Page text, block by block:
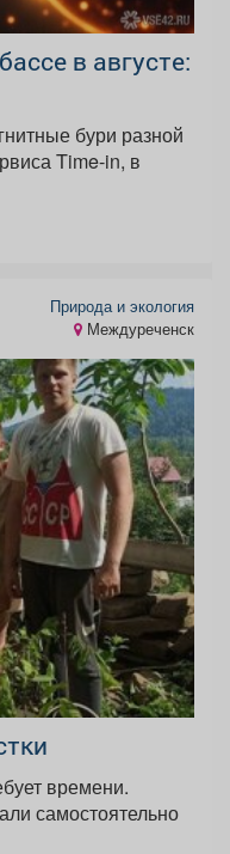
в августе:
бури разной
Природа и экология
Междуреченск
времени.
самостоятельно